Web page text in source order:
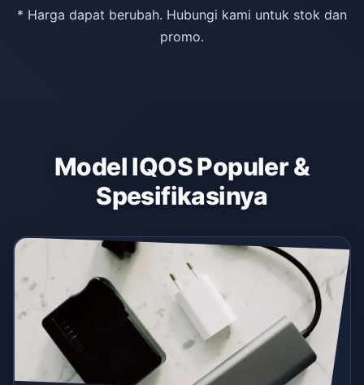
* Harga dapat berubah. Hubungi kami untuk stok dan
promo.
Model IQOS Populer &
Spesifikasinya